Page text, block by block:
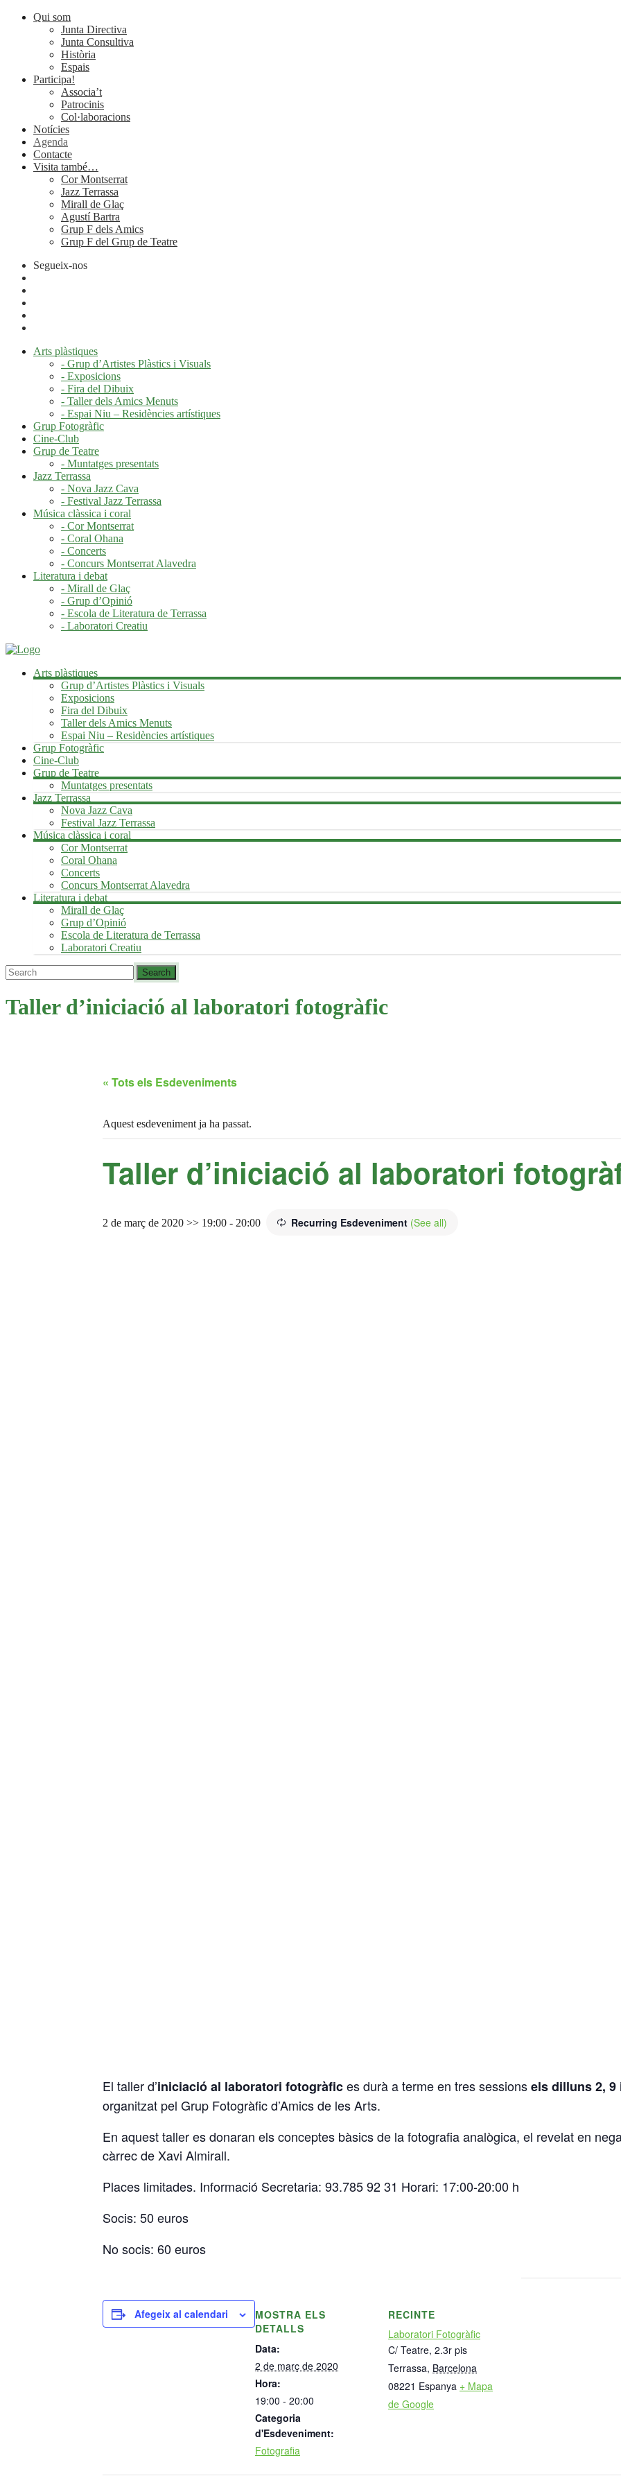
Qui som
Junta Directiva
Junta Consultiva
Història
Espais
Participa!
Associa’t
Patrocinis
Col·laboracions
Notícies
Agenda
Contacte
Visita també…
Cor Montserrat
Jazz Terrassa
Mirall de Glaç
Agustí Bartra
Grup F dels Amics
Grup F del Grup de Teatre
Segueix-nos
Arts plàstiques
- Grup d’Artistes Plàstics i Visuals
- Exposicions
- Fira del Dibuix
- Taller dels Amics Menuts
- Espai Niu – Residències artístiques
Grup Fotogràfic
Cine-Club
Grup de Teatre
- Muntatges presentats
Jazz Terrassa
- Nova Jazz Cava
- Festival Jazz Terrassa
Música clàssica i coral
- Cor Montserrat
- Coral Ohana
- Concerts
- Concurs Montserrat Alavedra
Literatura i debat
- Mirall de Glaç
- Grup d’Opinió
- Escola de Literatura de Terrassa
- Laboratori Creatiu
Arts plàstiques
Grup d’Artistes Plàstics i Visuals
Exposicions
Fira del Dibuix
Taller dels Amics Menuts
Espai Niu – Residències artístiques
Grup Fotogràfic
Cine-Club
Grup de Teatre
Muntatges presentats
Jazz Terrassa
Nova Jazz Cava
Festival Jazz Terrassa
Música clàssica i coral
Cor Montserrat
Coral Ohana
Concerts
Concurs Montserrat Alavedra
Literatura i debat
Mirall de Glaç
Grup d’Opinió
Escola de Literatura de Terrassa
Laboratori Creatiu
Taller d’iniciació al laboratori fotogràfic
« Tots els Esdeveniments
Aquest esdeveniment ja ha passat.
Taller d’iniciació al laboratori
2 de març de 2020 >> 19:00 - 20:00 Recurring Esdeveniment (See all)
El taller d’iniciació al laboratori fotogràfices durà a terme en tres sessionsels dilluns 2,
organitzat pel Grup Fotogràfic d’Amics de les Arts.
En aquest taller es donaran els conceptes bàsics de la fotografia analògica, el revelat en
càrrec de Xavi Almirall.
Places limitades. Informació Secretaria: 93.785 92 31 Horari: 17:00-20:00 h
Socis: 50 euros
No socis: 60 euros
Afegeix al calendari
MOSTRA ELS
DETALLS
Data:
2 de març de 2020
Hora:
19:00 - 20:00
Categoria
d'Esdeveniment:
Fotografia
RECINTE
Laboratori Fotogràfic
C/ Teatre, 2.3r pis
Terrassa, Barcelona
08221 Espanya + Mapa
de Google